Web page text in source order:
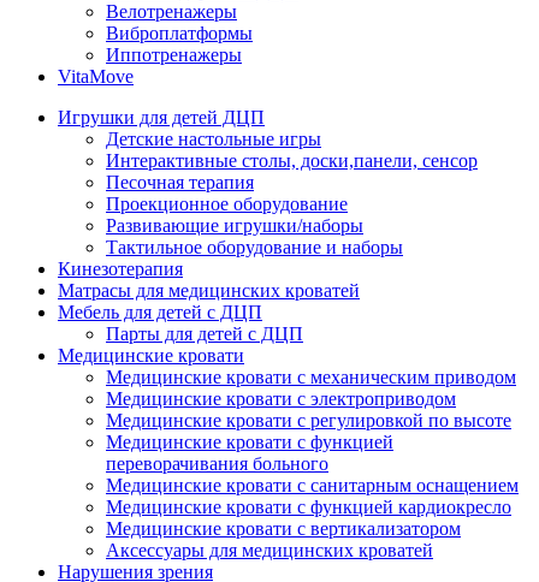
Велотренажеры
Виброплатформы
Иппотренажеры
VitaMove
Игрушки для детей ДЦП
Детские настольные игры
Интерактивные столы, доски,панели, сенсор
Песочная терапия
Проекционное оборудование
Развивающие игрушки/наборы
Тактильное оборудование и наборы
Кинезотерапия
Матрасы для медицинских кроватей
Мебель для детей с ДЦП
Парты для детей с ДЦП
Медицинские кровати
Медицинские кровати с механическим приводом
Медицинские кровати с электроприводом
Медицинские кровати с регулировкой по высоте
Медицинские кровати с функцией
переворачивания больного
Медицинские кровати с санитарным оснащением
Медицинские кровати с функцией кардиокресло
Медицинские кровати с вертикализатором
Аксессуары для медицинских кроватей
Нарушения зрения